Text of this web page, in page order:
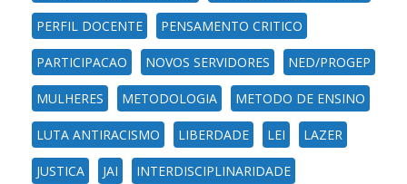
PERFIL DOCENTE PENSAMENTO CRITICO
PARTICIPACAO NOVOS SERVIDORES NED/PROGEP
MULHERES METODOLOGIA METODO DE ENSINO
LUTA ANTIRACISMO LIBERDADE LEI LAZER
JUSTICA JAI INTERDISCIPLINARIDADE